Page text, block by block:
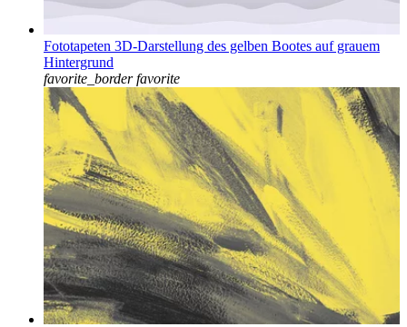
Fototapeten 3D-Darstellung des gelben Bootes auf grauem
Hintergrund
favorite_border favorite